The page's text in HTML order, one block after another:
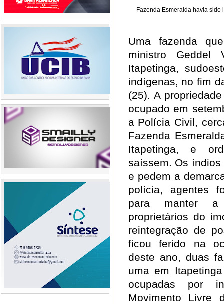
Fazenda Esmeralda havia
Uma fazenda
ministro
Itapetinga,
indígenas, no fim
(25). A
ocupado em
a Polícia Civil,
Fazenda
Itapetinga, e
saíssem. Os
e pedem a
polícia, agentes
para manter a
proprietários do
reintegração de
ficou ferido na
deste ano, duas
uma em
ocupadas por
Movimento Livre